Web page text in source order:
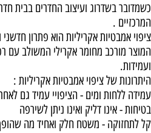
כשמדובר בשדרוג ועיצוב החדרים בבית
המרכזיים .
ציפוי אמבטיות אקריליות הוא פתרון
המוצר מורכב מחומר אקרילי המשולב עם
ועמידות.
היתרונות של ציפוי אמבטיות אקריליות :
עמידה ללחות ומים - הציפויי עמיד גם
בטיחות - אינו דליק ואינו ניתן לשירפה
קל לתחזוקה - משטח חלק ואחיד מה